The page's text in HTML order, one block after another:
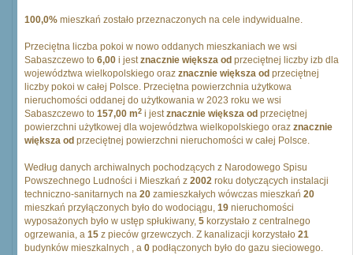
100,0% mieszkań zostało przeznaczonych na cele indywidualne.
Przeciętna liczba pokoi w nowo oddanych mieszkaniach we wsi
Sabaszczewo to 6,00 i jestznacznie większa od przeciętnej liczby izb dla
województwa wielkopolskiego oraz znacznie większa od przeciętnej
liczby pokoi w całej Polsce. Przeciętna powierzchnia użytkowa
nieruchomości oddanej do użytkowania w 2023 roku we wsi
Sabaszczewo to 157,00 m2 i jestznacznie większa od przeciętnej
powierzchni użytkowej dla województwa wielkopolskiego oraz znacznie
większa od przeciętnej powierzchni nieruchomości w całej Polsce.
Według danych archiwalnych pochodzących z Narodowego Spisu
Powszechnego Ludności i Mieszkań z 2002 roku dotyczących instalacji
techniczno-sanitarnych na 20 zamieszkałych wówczas mieszkań 20
mieszkań przyłączonych było do wodociągu, 19 nieruchomości
wyposażonych było w ustęp spłukiwany, 5 korzystało z centralnego
ogrzewania, a 15 z pieców grzewczych. Z kanalizacji korzystało 21
budynków mieszkalnych , a 0 podłączonych było do gazu sieciowego.